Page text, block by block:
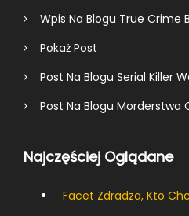
Wpis Na Blogu True Crime
Pokaż Post
Post Na Blogu Serial Killer
Post Na Blogu Morderstwa
Najczęściej Oglądane
Facet Zdradza, Kto